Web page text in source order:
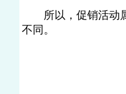
所以，促销活动属
不同。